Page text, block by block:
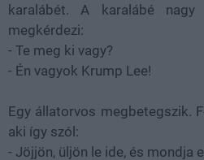
karalábét. A karalábé nagy
megkérdezi:
- Te meg ki vagy?
- Én vagyok Krump Lee!
Egy állatorvos megbetegszik.
aki így szól:
- Jöjjön, üljön le ide, és mondja